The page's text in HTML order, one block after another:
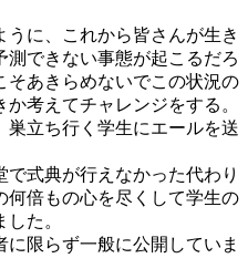
に、これから皆さんが生き
できない事態が起こるだろ
そあきらめないでこの状況の
考えてチャレンジをする。
巣立ち行く学生にエールを送
式典が行えなかった代わり
何倍もの心を尽くして学生の
た。
限らず一般に公開していま